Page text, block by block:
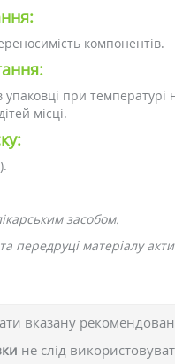
компонентів.
упаковці при
місці.
засобом.
передруці матеріалу
вказану
не слід